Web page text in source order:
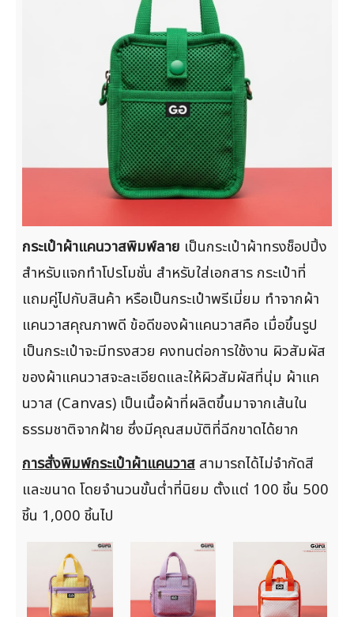
กระเป๋าผ้าแคนวาสพิมพ์ลาย เป็นกระเป๋าผ้าทรงช็อปปิ้ง
สำหรับแจกทำโปรโมชั่น สำหรับใส่เอกสาร กระเป๋าที่
แถมคู่ไปกับสินค้า หรือเป็นกระเป๋าพรีเมี่ยม ทำจากผ้า
แคนวาสคุณภาพดี ข้อดีของผ้าแคนวาสคือ เมื่อขึ้นรูป
เป็นกระเป๋าจะมีทรงสวย คงทนต่อการใช้งาน ผิวสัมผัส
ของผ้าแคนวาสจะละเอียดและให้ผิวสัมผัสที่นุ่ม ผ้าแค
นวาส (Canvas) เป็นเนื้อผ้าที่ผลิตขึ้นมาจากเส้นใน
ธรรมชาติจากฝ้าย ซึ่งมีคุณสมบัติที่ฉีกขาดได้ยาก
การสั่งพิมพ์กระเป๋าผ้าแคนวาส สามารถได้ไม่จำกัดสี
และขนาด โดยจำนวนขั้นต่ำที่นิยม ตั้งแต่ 100 ชิ้น 500
ชิ้น 1,000 ชิ้นไป